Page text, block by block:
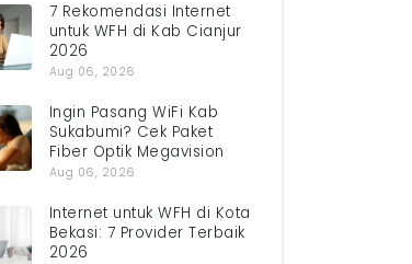
7 Rekomendasi Internet
untuk WFH di Kab Cianjur
2026
Aug 06, 2026
Ingin Pasang WiFi Kab
Sukabumi? Cek Paket
Fiber Optik Megavision
Aug 06, 2026
Internet untuk WFH di Kota
Bekasi: 7 Provider Terbaik
2026